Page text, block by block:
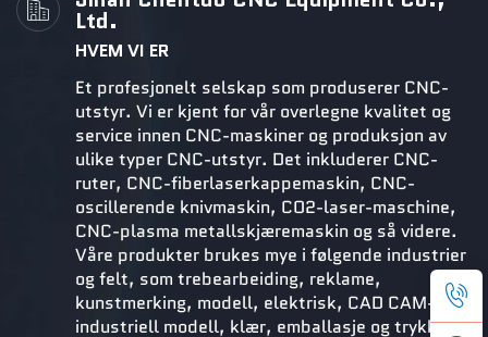
Ltd.
HVEM VI ER
Et profesjonelt selskap som produserer CNC-
utstyr. Vi er kjent for vår overlegne kvalitet og
service innen CNC-maskiner og produksjon av
ulike typer CNC-utstyr. Det inkluderer CNC-
ruter, CNC-fiberlaserkappemaskin, CNC-
oscillerende knivmaskin, CO2-laser-maschine,
CNC-plasma metallskjæremaskin og så videre.
Våre produkter brukes mye i følgende industrier
og felt, som trebearbeiding, reklame,
kunstmerking, modell, elektrisk, CAD CAM-
industriell modell, klær, emballasje og trykk,